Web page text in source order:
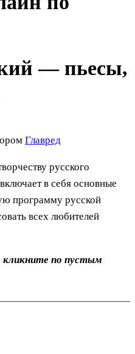
— пьесы,
Главред
русского
в себя основные
программу русской
всех любителей
по пустым